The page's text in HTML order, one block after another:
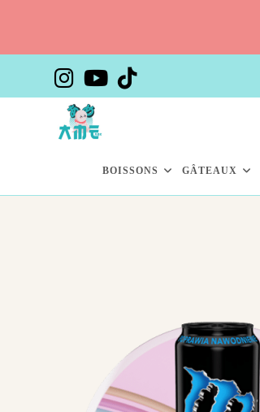
BOISSONS GÂTEAUX